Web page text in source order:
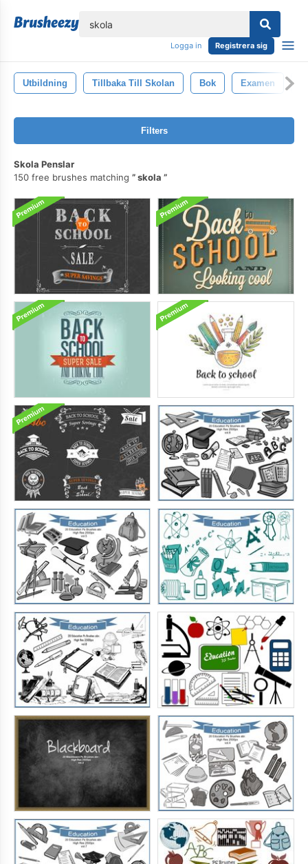
Logga in Registrera sig
Utbildning Tillbaka Till Skolan Bok Examen
Filters
Skola Penslar
150 free brushes matching
skola